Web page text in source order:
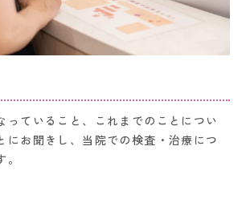
っていること、これまでのことについ
にお聞きし、当院での検査・治療につ